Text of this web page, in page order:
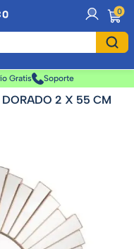
0
Gratis Soporte
DORADO 2 X 55 CM